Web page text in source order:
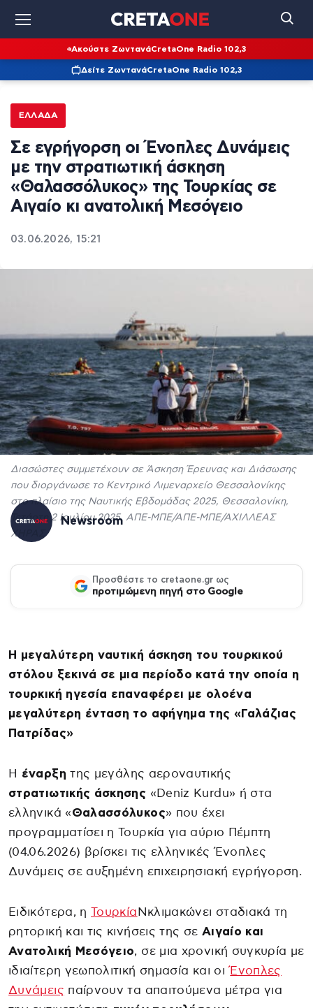
Ακούστε ΖωντανάCretaOne Radio 102,3
Δείτε ΖωντανάCretaOne Radio 102,3
ΕΛΛΆΔΑ
Σε εγρήγορση οι Ένοπλες Δυνάμεις
με την στρατιωτική άσκηση
«Θαλασσόλυκος» της Τουρκίας σε
Αιγαίο κι ανατολική Μεσόγειο
03.06.2026, 15:21
Διασώστες συμμετέχουν σε Άσκηση Έρευνας και Διάσωσης
που διοργάνωσε το Κεντρικό Λιμεναρχείο Θεσσαλονίκης
στο πλαίσιο της Ναυτικής Εβδομάδας 2025, Θεσσαλονίκη,
Τετάρτη 2 Ιουλίου 2025. ΑΠΕ-ΜΠΕ/ΑΠΕ-ΜΠΕ/ΑΧΙΛΛΕΑΣ
ΧΗΡΑΣ
Newsroom
Προσθέστε το cretaone.gr ως
προτιμώμενη πηγή στο Google
Η μεγαλύτερη ναυτική άσκηση του τουρκικού
στόλου ξεκινά σε μια περίοδο κατά την οποία η
τουρκική ηγεσία επαναφέρει με ολοένα
μεγαλύτερη ένταση το αφήγημα της «Γαλάζιας
Πατρίδας»
Η έναρξη της μεγάλης αεροναυτικής
στρατιωτικής άσκησης «Deniz Kurdu» ή στα
ελληνικά «Θαλασσόλυκος» που έχει
προγραμματίσει η Τουρκία για αύριο Πέμπτη
(04.06.2026) βρίσκει τις ελληνικές Ένοπλες
Δυνάμεις σε αυξημένη επιχειρησιακή εγρήγορση.
Ειδικότερα, ηΤουρκία Nκλιμακώνει σταδιακά τη
ρητορική και τις κινήσεις της σε Αιγαίο και
Ανατολική Μεσόγειο, σε μια χρονική συγκυρία με
ιδιαίτερη γεωπολιτική σημασία και οιΈνοπλες
Δυνάμεις παίρνουν τα απαιτούμενα μέτρα για